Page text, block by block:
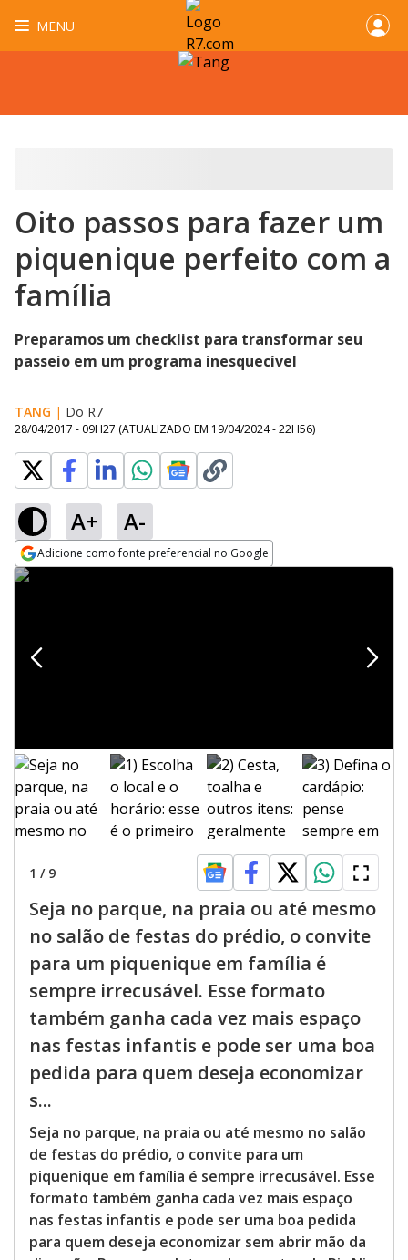
MENU
Oito passos para fazer um
piquenique perfeito com a
família
Preparamos um checklist para transformar seu
passeio em um programa inesquecível
TANG | Do R7
28/04/2017 - 09H27 (ATUALIZADO EM 19/04/2024 - 22H56)
A+ A-
Adicione como fonte preferencial no Google
Opens in new window
1 / 9
Seja no parque, na praia ou até mesmo
no salão de festas do prédio, o convite
para um piquenique em família é
sempre irrecusável. Esse formato
também ganha cada vez mais espaço
nas festas infantis e pode ser uma boa
pedida para quem deseja economizar
s...
Seja no parque, na praia ou até mesmo no salão
de festas do prédio, o convite para um
piquenique em família é sempre irrecusável. Esse
formato também ganha cada vez mais espaço
nas festas infantis e pode ser uma boa pedida
para quem deseja economizar sem abrir mão da